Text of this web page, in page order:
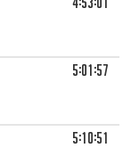
5:01:57
5:10:51